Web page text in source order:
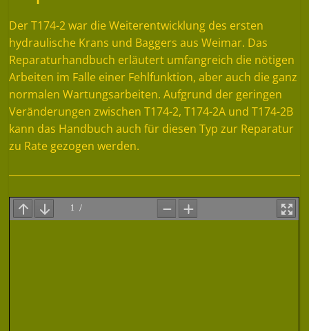
Der T174-2 war die Weiterentwicklung des ersten
hydraulische Krans und Baggers aus Weimar. Das
Reparaturhandbuch erläutert umfangreich die nötigen
Arbeiten im Falle einer Fehlfunktion, aber auch die ganz
normalen Wartungsarbeiten. Aufgrund der geringen
Veränderungen zwischen T174-2, T174-2A und T174-2B
kann das Handbuch auch für diesen Typ zur Reparatur
zu Rate gezogen werden.